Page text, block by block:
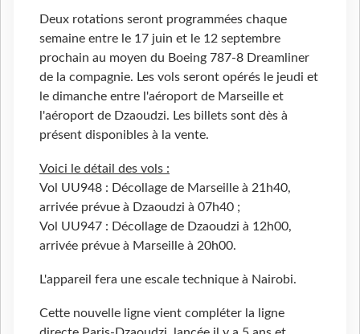
Deux rotations seront programmées chaque
semaine entre le 17 juin et le 12 septembre
prochain au moyen du Boeing 787-8 Dreamliner
de la compagnie. Les vols seront opérés le jeudi et
le dimanche entre l'aéroport de Marseille et
l'aéroport de Dzaoudzi. Les billets sont dès à
présent disponibles à la vente.
Voici le détail des vols :
Vol UU948 : Décollage de Marseille à 21h40,
arrivée prévue à Dzaoudzi à 07h40 ;
Vol UU947 : Décollage de Dzaoudzi à 12h00,
arrivée prévue à Marseille à 20h00.
L'appareil fera une escale technique à Nairobi.
Cette nouvelle ligne vient compléter la ligne